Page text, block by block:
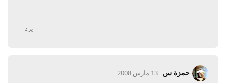
يرد
حمزة س 13 مارس 2008